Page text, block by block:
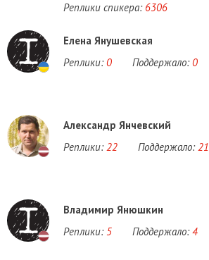
Реплики спикера: 6306
Елена Янушевская
Реплики: 0 Поддержало: 0
Александр Янчевский
Реплики: 22 Поддержало: 21
Владимир Янюшкин
Реплики: 5 Поддержало: 4